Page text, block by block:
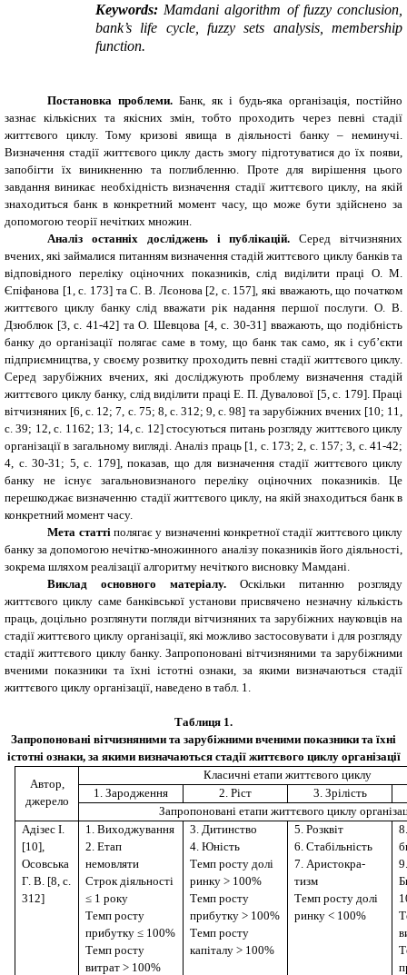
Keywords: Mamdani algorithm of fuzzy conclusion,
bank’s life cycle, fuzzy sets analysis, membership
function.
Постановка проблеми. Банк, як і будь-яка організація, постійно
зазнає кількісних та якісних змін, тобто проходить через певні стадії
життєвого циклу. Тому кризові явища в діяльності банку – неминучі.
Визначення стадії життєвого циклу дасть змогу підготуватися до їх появи,
запобігти їх виникненню та поглибленню. Проте для вирішення цього
завдання виникає необхідність визначення стадії життєвого циклу, на якій
знаходиться банк в конкретний момент часу, що може бути здійснено за
допомогою теорії нечітких множин.
Аналіз останніх досліджень і публікацій. Серед вітчизняних
вчених, які займалися питанням визначення стадій життєвого циклу банків та
відповідного переліку оціночних показників, слід виділити праці О. М.
Єпіфанова [1, с. 173] та С. В. Лєонова [2, с. 157], які вважають, що початком
життєвого циклу банку слід вважати рік надання першої послуги. О. В.
Дзюблюк [3, c. 41-42] та О. Шевцова [4, с. 30-31] вважають, що подібність
банку до організації полягає саме в тому, що банк так само, як і суб’єкти
підприємництва, у своєму розвитку проходить певні стадії життєвого циклу.
Серед зарубіжних вчених, які досліджують проблему визначення стадій
життєвого циклу банку, слід виділити праці Е. П. Дувалової [5, с. 179]. Праці
вітчизняних [6, с. 12; 7, с. 75; 8, с. 312; 9, с. 98] та зарубіжних вчених [10; 11,
с. 39; 12, с. 1162; 13; 14, с. 12] стосуються питань розгляду життєвого циклу
організації в загальному вигляді. Аналіз праць [1, с. 173; 2, с. 157; 3, c. 41-42;
4, с. 30-31; 5, с. 179], показав, що для визначення стадії життєвого циклу
банку не існує загальновизнаного переліку оціночних показників. Це
перешкоджає визначенню стадії життєвого циклу, на якій знаходиться банк в
конкретний момент часу.
Мета статті полягає у визначенні конкретної стадії життєвого циклу
банку за допомогою нечітко-множинного аналізу показників його діяльності,
зокрема шляхом реалізації алгоритму нечіткого висновку Мамдані.
Виклад основного матеріалу.Оскільки питанню розгляду
життєвого циклу саме банківської установи присвячено незначну кількість
праць, доцільно розглянути погляди вітчизняних та зарубіжних науковців на
стадії життєвого циклу організації, які можливо застосовувати і для розгляду
стадії життєвого циклу банку. Запропоновані вітчизняними та зарубіжними
вченими показники та їхні істотні ознаки, за якими визначаються стадії
життєвого циклу організації, наведено в табл. 1.
Таблиця 1.
Запропоновані вітчизняними та зарубіжними вченими показники та їхні
істотні ознаки, за якими визначаються стадії життєвого циклу організації
Автор,
джерело
Класичні етапи життєвого циклу
1. Зародження
2. Ріст
3. Зрілість
Запропоновані етапи життєвого циклу
Адізес І.
[10],
Осовська
Г. В. [8, с.
312]
1. Виходжування
2. Етап
немовляти
Строк діяльності
≤ 1 року
Темп росту
прибутку ≤ 100%
Темп росту
витрат > 100%
3. Дитинство
4. Юність
Темп росту долі
ринку > 100%
Темп росту
прибутку > 100%
Темп росту
капіталу > 100%
5. Розквіт
6. Стабільність
7. Аристокра-
тизм
Темп росту долі
ринку < 100%